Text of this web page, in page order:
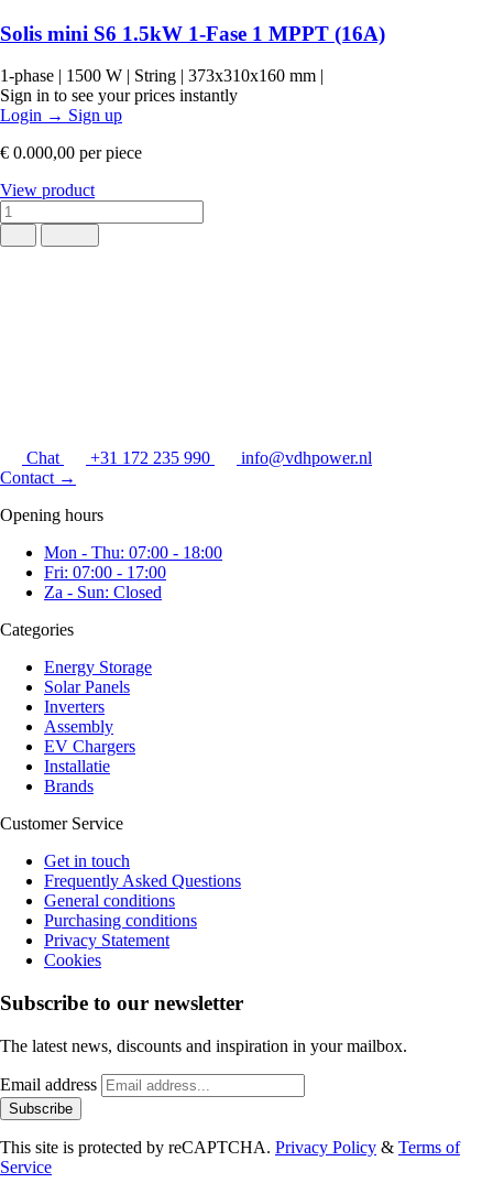
Solis mini S6 1.5kW 1-Fase 1 MPPT (16A)
1-phase | 1500 W | String | 373x310x160 mm |
Sign in to see your prices instantly
Login → Sign up
€ 0.000,00 per piece
View product
Chat +31 172 235 990
info@vdhpower.nl
Contact →
Opening hours
Mon - Thu: 07:00 - 18:00
Fri: 07:00 - 17:00
Za - Sun: Closed
Categories
Energy Storage
Solar Panels
Inverters
Assembly
EV Chargers
Installatie
Brands
Customer Service
Get in touch
Frequently Asked Questions
General conditions
Purchasing conditions
Privacy Statement
Cookies
Subscribe to our newsletter
The latest news, discounts and inspiration in your mailbox.
Email address
Subscribe
This site is protected by reCAPTCHA. Privacy Policy & Terms of
Service